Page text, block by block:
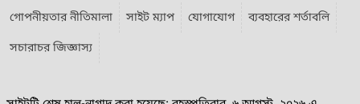
গোপনীয়তার নীতিমালা সাইট ম্যাপ যোগাযোগ
ব্যবহারের শর্তাবলি
সচারাচর জিজ্ঞাস্য